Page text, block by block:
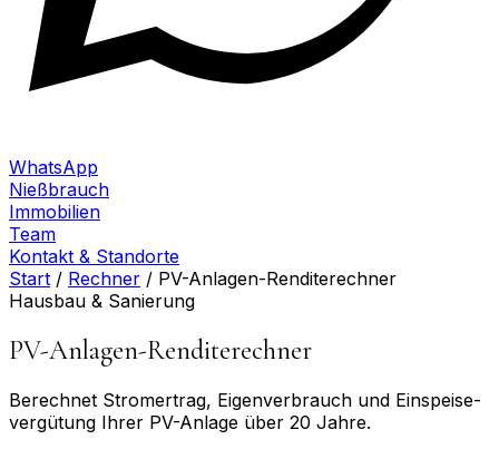
WhatsApp
Nießbrauch
Immobilien
Team
Kontakt & Standorte
Start / Rechner / PV-Anlagen-Renditerechner
Hausbau & Sanierung
PV-Anlagen-Renditerechner
Berechnet Stromertrag, Eigenverbrauch und Einspeise­
vergütung Ihrer PV-Anlage über 20 Jahre.